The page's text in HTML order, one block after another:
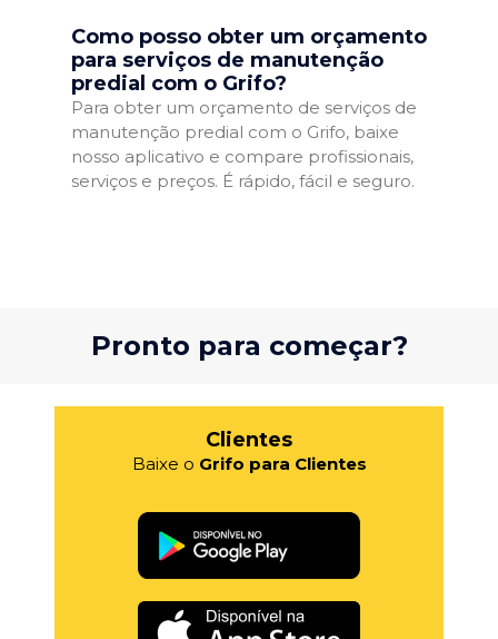
Como posso obter um orçamento
para serviços de manutenção
predial com o Grifo?
Para obter um orçamento de serviços de
manutenção predial com o Grifo, baixe
nosso aplicativo e compare profissionais,
serviços e preços. É rápido, fácil e seguro.
Pronto para começar?
Clientes
Baixe o Grifo para Clientes